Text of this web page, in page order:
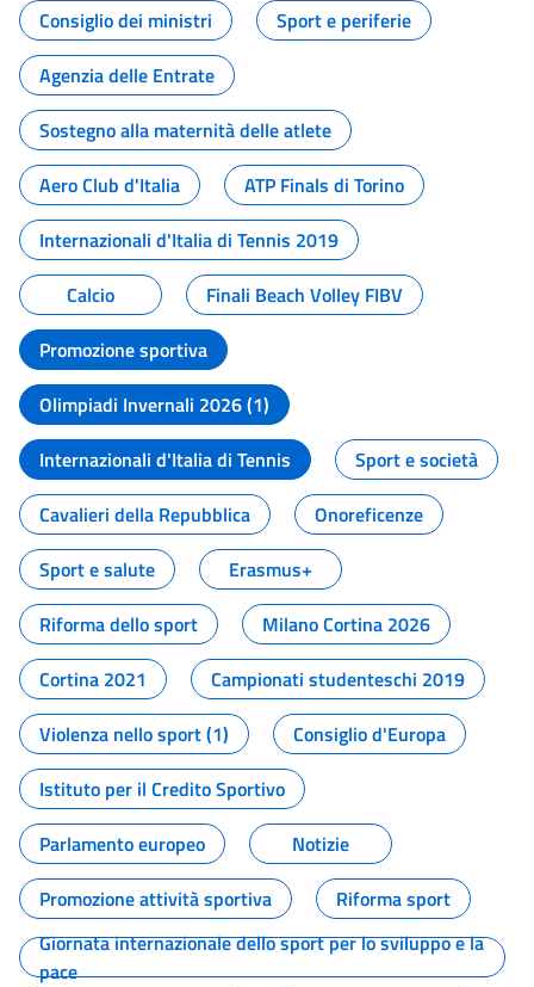
Consiglio dei ministri
Sport e periferie
Agenzia delle Entrate
Sostegno alla maternità delle atlete
Aero Club d'Italia
ATP Finals di Torino
Internazionali d'Italia di Tennis 2019
Calcio
Finali Beach Volley FIBV
Promozione sportiva
Olimpiadi Invernali 2026 (1)
Internazionali d'Italia di Tennis
Sport e società
Cavalieri della Repubblica
Onoreficenze
Sport e salute
Erasmus+
Riforma dello sport
Milano Cortina 2026
Cortina 2021
Campionati studenteschi 2019
Violenza nello sport (1)
Consiglio d'Europa
Istituto per il Credito Sportivo
Parlamento europeo
Notizie
Promozione attività sportiva
Riforma sport
Giornata internazionale dello sport per lo sviluppo e la
pace